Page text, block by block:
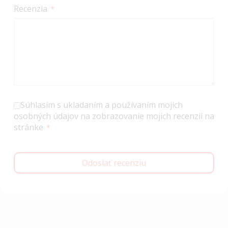
Recenzia
Súhlasím s ukladaním a používaním mojich
osobných údajov na zobrazovanie mojich recenzií na
stránke
Odoslať recenziu